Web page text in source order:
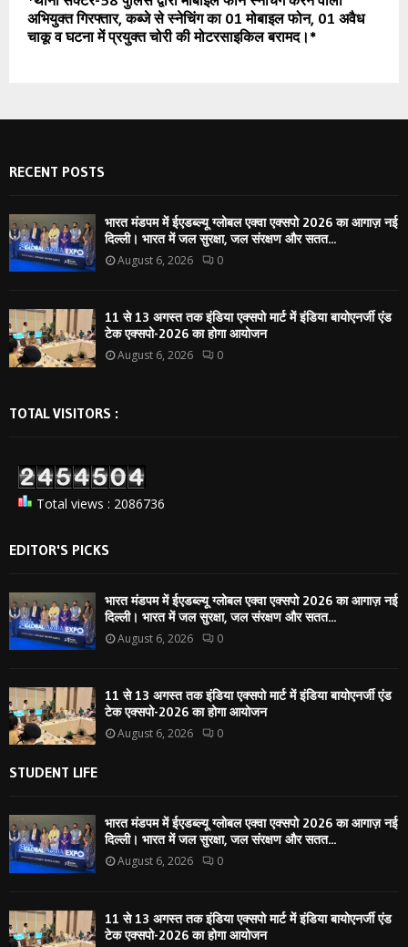
अभियुक्त गिरफ्तार, कब्जे से स्नेचिंग का 01 मोबाइल फोन, 01 अवैध
चाकू व घटना में प्रयुक्त चोरी की मोटरसाइकिल बरामद।*
RECENT POSTS
भारत मंडपम में ईएडब्ल्यू ग्लोबल एक्वा एक्सपो 2026 का आगाज़ नई
दिल्ली। भारत में जल सुरक्षा, जल संरक्षण और सतत...
August 6, 2026 0
11 से 13 अगस्त तक इंडिया एक्सपो मार्ट में इंडिया बायोएनर्जी एंड
टेक एक्सपो-2026 का होगा आयोजन
August 6, 2026 0
TOTAL VISITORS :
Total views : 2086736
EDITOR'S PICKS
भारत मंडपम में ईएडब्ल्यू ग्लोबल एक्वा एक्सपो 2026 का आगाज़ नई
दिल्ली। भारत में जल सुरक्षा, जल संरक्षण और सतत...
August 6, 2026 0
11 से 13 अगस्त तक इंडिया एक्सपो मार्ट में इंडिया बायोएनर्जी एंड
टेक एक्सपो-2026 का होगा आयोजन
August 6, 2026 0
STUDENT LIFE
भारत मंडपम में ईएडब्ल्यू ग्लोबल एक्वा एक्सपो 2026 का आगाज़ नई
दिल्ली। भारत में जल सुरक्षा, जल संरक्षण और सतत...
August 6, 2026 0
11 से 13 अगस्त तक इंडिया एक्सपो मार्ट में इंडिया बायोएनर्जी एंड
टेक एक्सपो-2026 का होगा आयोजन